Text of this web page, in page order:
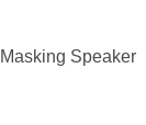
Speaker